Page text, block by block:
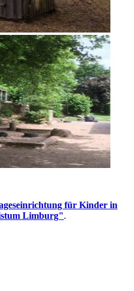
für Kinder in
Limburg".